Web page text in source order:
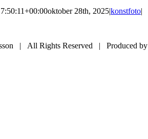
oktober 28th, 2025|konstfoto|
| All Rights Reserved | Produced by